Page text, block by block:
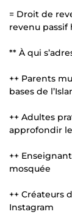
= Droit de
revenu passif
** À qui
++ Parents
bases de
++ Adultes
approfondir
++
mosquée
++ Créateurs
Instagram